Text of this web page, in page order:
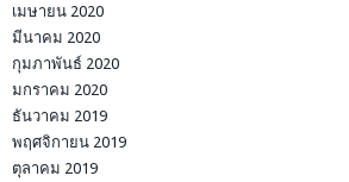
เมษายน 2020
มีนาคม 2020
กุมภาพันธ์ 2020
มกราคม 2020
ธันวาคม 2019
พฤศจิกายน 2019
ตุลาคม 2019